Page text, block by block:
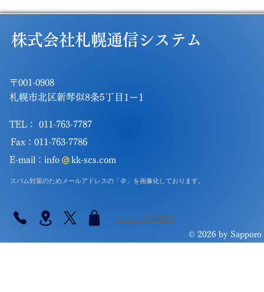
株式会社札幌通信システム
〒001-0908
札幌市北区新琴似8条5丁目1ー1
TEL： 011-763-7787
Fax：011-763-7786
E-mail： info kk-scs.com
スパム対策のためメールアドレスの「＠」を画像化しております。
© 2026 by
​ショップ準備中